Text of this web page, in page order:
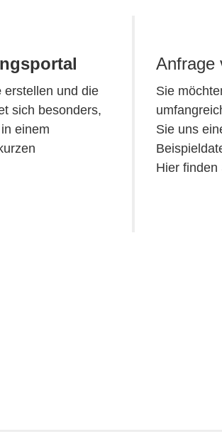
erstellen und die
sich besonders,
einem
Anfrage
Sie
Sie uns
Hier finden